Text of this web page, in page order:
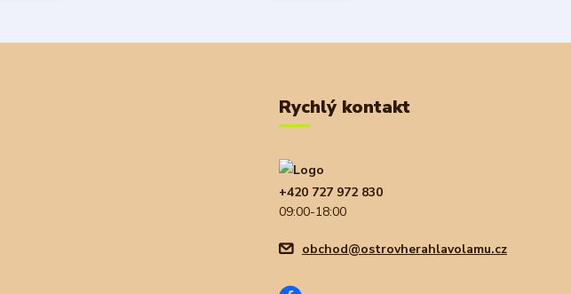
Rychlý kontakt
+420 727 972 830
09:00-18:00
obchod@ostrovherahlavolamu.cz